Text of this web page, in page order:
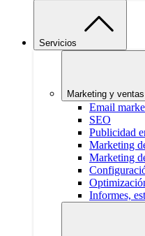
Servicios
Marketing y ventas
Email
SEO
Publicidad
Marketing
Marketing
Informes,